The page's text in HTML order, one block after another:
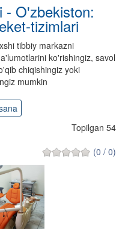
- O'zbekiston:
tizimlari
tibbiy markazni
ko'rishingiz, savol
chiqishingiz yoki
mumkin
Topilgan 54
(0 / 0)